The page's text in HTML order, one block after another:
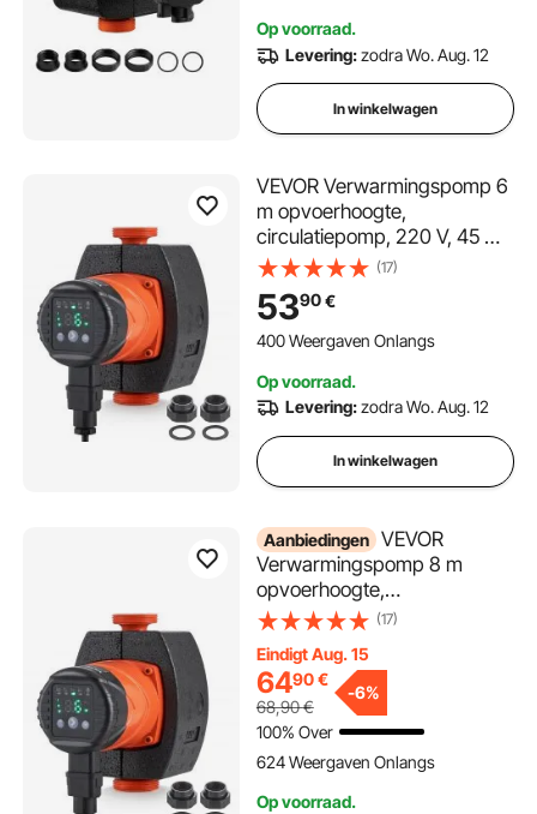
thuisverwarmingssysteem
Op voorraad.
Levering:zodra Wo. Aug. 12
In winkelwagen
VEVOR Verwarmingspomp 6
m opvoerhoogte,
circulatiepomp, 220 V, 45 W,
60 l/min,
hoogrendementscirculatiepo
mp, automatische
watercirculatiepomp, 1-1/2
voor warmwatersysteem
(17)
5390€
400 Weergaven Onlangs
Op voorraad.
Levering:zodra Wo. Aug. 12
In winkelwagen
Aanbiedingen VEVOR
Verwarmingspomp 8 m
opvoerhoogte,
circulatiepomp, 220 V, 60 W,
hoogrendementscirculatiepo
mp, automatische
watercirculatiepomp, 1-1/2
inch NPT-draad, EMC-pomp
voor
waterverwarmingssysteem
(17)
Eindigt Aug. 15
6490€
68,90€
-6%
100% Over
624 Weergaven Onlangs
Op voorraad.